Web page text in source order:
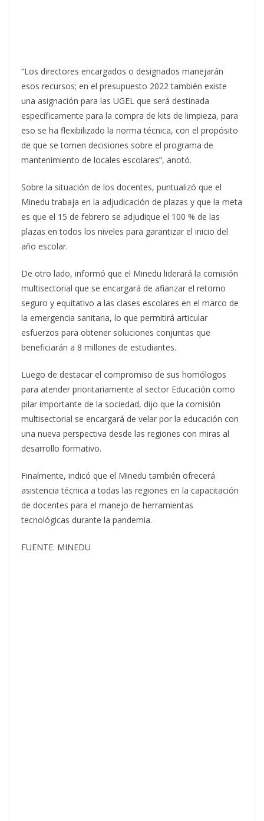
“Los directores encargados o designados manejarán
esos recursos; en el presupuesto 2022 también existe
una asignación para las UGEL que será destinada
específicamente para la compra de kits de limpieza, para
eso se ha flexibilizado la norma técnica, con el propósito
de que se tomen decisiones sobre el programa de
mantenimiento de locales escolares”, anotó.
Sobre la situación de los docentes, puntualizó que el
Minedu trabaja en la adjudicación de plazas y que la meta
es que el 15 de febrero se adjudique el 100 % de las
plazas en todos los niveles para garantizar el inicio del
año escolar.
De otro lado, informó que el Minedu liderará la comisión
multisectorial que se encargará de afianzar el retorno
seguro y equitativo a las clases escolares en el marco de
la emergencia sanitaria, lo que permitirá articular
esfuerzos para obtener soluciones conjuntas que
beneficiarán a 8 millones de estudiantes.
Luego de destacar el compromiso de sus homólogos
para atender prioritariamente al sector Educación como
pilar importante de la sociedad, dijo que la comisión
multisectorial se encargará de velar por la educación con
una nueva perspectiva desde las regiones con miras al
desarrollo formativo.
Finalmente, indicó que el Minedu también ofrecerá
asistencia técnica a todas las regiones en la capacitación
de docentes para el manejo de herramientas
tecnológicas durante la pandemia.
FUENTE: MINEDU